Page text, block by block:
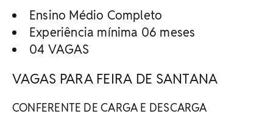
Ensino Médio Completo
Experiência mínima 06 meses
04 VAGAS
VAGAS PARA FEIRA DE SANTANA
CONFERENTE DE CARGA E DESCARGA